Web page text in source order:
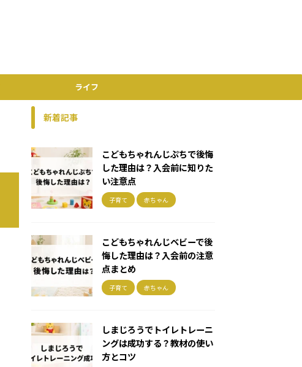
ライフ
新着記事
こどもちゃれんじぷちで後悔
した理由は？入会前に知りた
い注意点
子育て 赤ちゃん
こどもちゃれんじベビーで後
悔した理由は？入会前の注意
点まとめ
子育て 赤ちゃん
しまじろうでトイレトレーニ
ングは成功する？教材の使い
方とコツ